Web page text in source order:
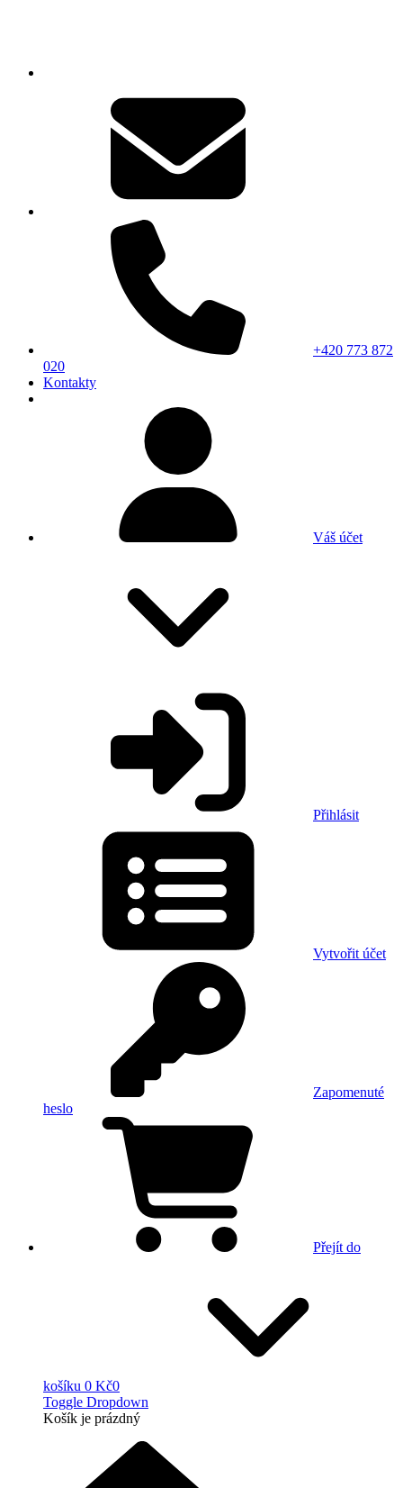
+420 773 872
020
Kontakty
Váš účet
Přihlásit
Vytvořit účet
Zapomenuté
heslo
Přejít do
košíku 0 Kč0
Toggle Dropdown
Košík je prázdný